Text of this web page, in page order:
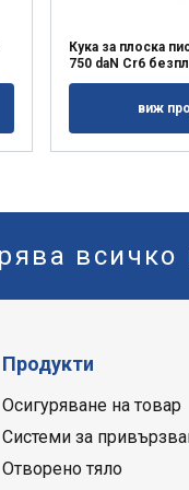
Кука за плоска
750 daN Cr6
виж
Продукти
Осигуряване на товар
Системи за
Отворено тяло